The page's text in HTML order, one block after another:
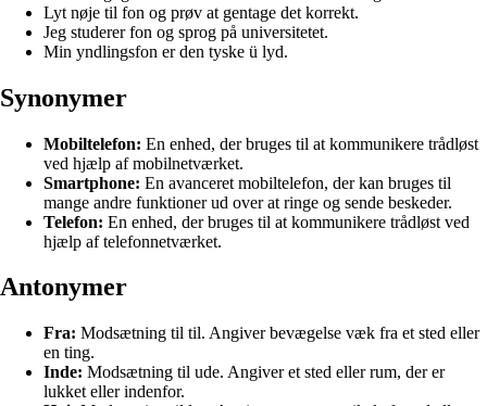
Lyt nøje til fon og prøv at gentage det korrekt.
Jeg studerer fon og sprog på universitetet.
Min yndlingsfon er den tyske ü lyd.
Synonymer
Mobiltelefon: En enhed, der bruges til at kommunikere trådløst
ved hjælp af mobilnetværket.
Smartphone: En avanceret mobiltelefon, der kan bruges til
mange andre funktioner ud over at ringe og sende beskeder.
Telefon: En enhed, der bruges til at kommunikere trådløst ved
hjælp af telefonnetværket.
Antonymer
Fra: Modsætning til til. Angiver bevægelse væk fra et sted eller
en ting.
Inde: Modsætning til ude. Angiver et sted eller rum, der er
lukket eller indenfor.